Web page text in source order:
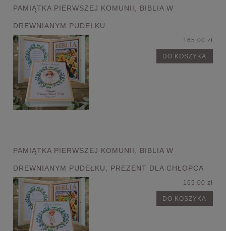
PAMIĄTKA PIERWSZEJ KOMUNII, BIBLIA W
DREWNIANYM PUDEŁKU
165,00 zł
DO KOSZYKA
PAMIĄTKA PIERWSZEJ KOMUNII, BIBLIA W
DREWNIANYM PUDEŁKU, PREZENT DLA CHŁOPCA
165,00 zł
DO KOSZYKA